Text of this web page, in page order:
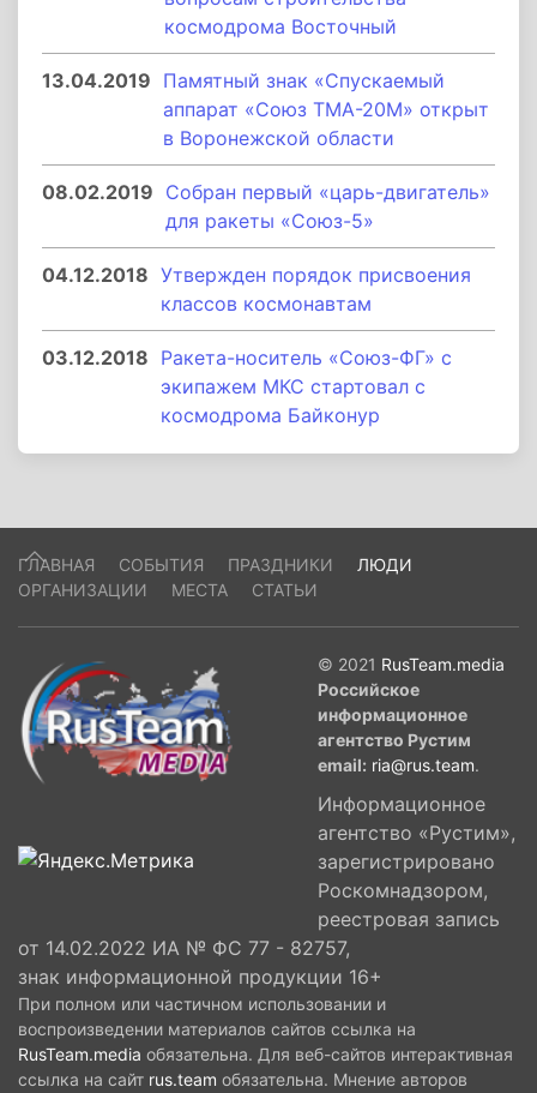
космодрома Восточный
13.04.2019 Памятный знак «Спускаемый
аппарат «Союз ТМА-20М» открыт
в Воронежской области
08.02.2019 Собран первый «царь-двигатель»
для ракеты «Союз-5»
04.12.2018 Утвержден порядок присвоения
классов космонавтам
03.12.2018 Ракета-носитель «Союз-ФГ» с
экипажем МКС стартовал с
космодрома Байконур
ГЛАВНАЯ СОБЫТИЯ ПРАЗДНИКИ
ЛЮДИ
ОРГАНИЗАЦИИ
МЕСТА СТАТЬИ
© 2021 RusTeam.media
Российское
информационное
агентство Рустим
email: ria@rus.team.
Информационное
агентство «Рустим»,
зарегистрировано
Роскомнадзором,
реестровая запись
от 14.02.2022 ИА № ФС 77 - 82757,
знак информационной продукции 16+
При полном или частичном использовании и
воспроизведении материалов сайтов ссылка на
RusTeam.media обязательна. Для веб-сайтов интерактивная
ссылка на сайт rus.team обязательна. Мнение авторов